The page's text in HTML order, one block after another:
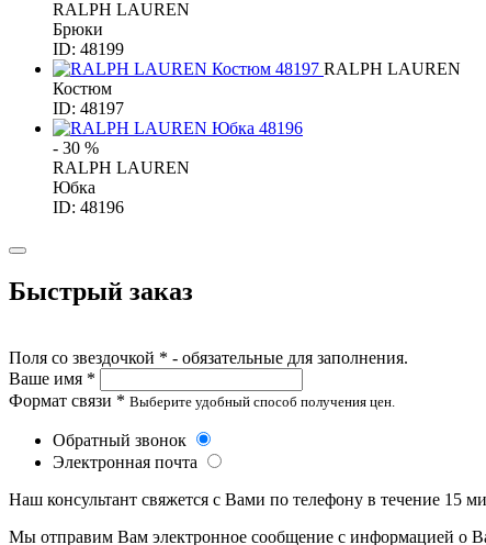
RALPH LAUREN
Брюки
ID: 48199
RALPH LAUREN
Костюм
ID: 48197
- 30 %
RALPH LAUREN
Юбка
ID: 48196
Быстрый заказ
Поля со звездочкой * - обязательные для заполнения.
Ваше имя *
Формат связи * Выберите удобный способ получения цен.
Обратный звонок
Электронная почта
Наш консультант свяжется с Вами по телефону в течение 15
Мы отправим Вам электронное сообщение с информацией о